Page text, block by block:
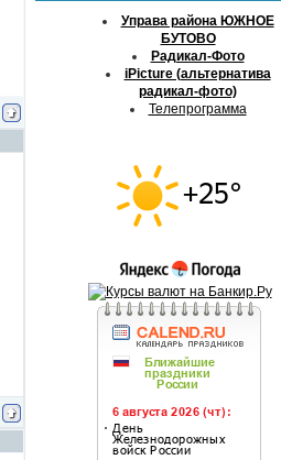
Управа района ЮЖНОЕ
БУТОВО
Радикал-Фото
iPicture (альтернатива
радикал-фото)
Телепрограмма